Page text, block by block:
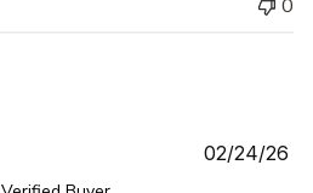
0
02/24/26